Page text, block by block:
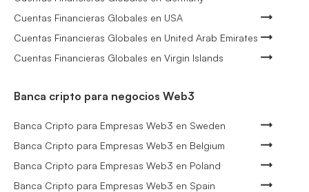
Cuentas Financieras Globales en USA
Cuentas Financieras Globales en United Arab Emirates
Cuentas Financieras Globales en Virgin Islands
Banca cripto para negocios Web3
Banca Cripto para Empresas Web3 en Sweden
Banca Cripto para Empresas Web3 en Belgium
Banca Cripto para Empresas Web3 en Poland
Banca Cripto para Empresas Web3 en Spain